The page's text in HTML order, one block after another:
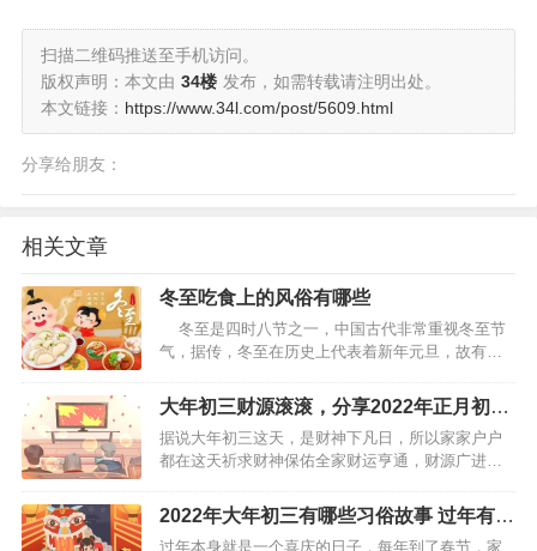
扫描二维码推送至手机访问。
版权声明：本文由 34楼 发布，如需转载请注明出处。
本文链接： https://www.34l.com/post/5609.html
分享给朋友：
相关文章
冬至吃食上的风俗有哪些
冬至是四时八节之一，中国古代非常重视冬至节
气，据传，冬至在历史上代表着新年元旦，故有了
主要是因为“气始于冬至”。因此人们在冬至对于吃也
极为讲究，对此以下带来冬至…
大年初三财源滚滚，分享2022年正月初三
的祝福语
据说大年初三这天，是财神下凡日，所以家家户户
都在这天祈求财神保佑全家财运亨通，财源广进。
我国劳动人民祈求安居乐业幸福生活的朴素情感，
民间还有很多祭祀财神的民俗活动。…
2022年大年初三有哪些习俗故事 过年有什
么趣事
过年本身就是一个喜庆的日子，每年到了春节，家